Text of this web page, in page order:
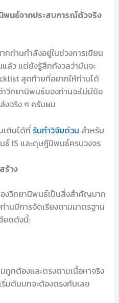
พนธ์จากประสบการณ์ตัวจริง
ท่านกำลังอยู่ในช่วงการเขียน
ล้ว แต่ยังรู้สึกกังวลว่ามันจะ
สุดท้ายที่อยากให้ท่านได้
วิทยานิพนธ์ของท่านจะไม่มีข้อ
งจริง ๆ ครับผม
เติมได้ที่ รับทำวิจัยด่วน สำหรับ
ธ์ IS และดุษฎีนิพนธ์ครบวงจร
ร้าง
งวิทยานิพนธ์เป็นสิ่งสำคัญมาก
านมีการจัดเรียงตามมาตรฐาน
ยดดังนี้:
กต้องและตรงตามเนื้อหาจริง
มต้นบทจะต้องตรงกับเลข